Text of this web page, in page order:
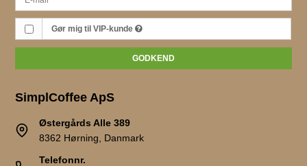
Gør mig til VIP-kunde
GODKEND
SimplCoffee ApS
Østergårds Alle 389
8362 Hørning, Danmark
Telefonnr.